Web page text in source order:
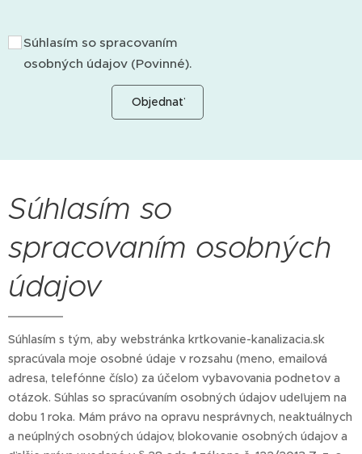
Súhlasím so spracovaním
osobných údajov (Povinné).
Objednať
Súhlasím so
spracovaním osobných
údajov
Súhlasím s tým, aby webstránka krtkovanie-kanalizacia.sk
spracúvala moje osobné údaje v rozsahu (meno, emailová
adresa, telefónne číslo) za účelom vybavovania podnetov a
otázok. Súhlas so spracúvaním osobných údajov udeľujem na
dobu 1 roka. Mám právo na opravu nesprávnych, neaktuálnych
a neúplných osobných údajov, blokovanie osobných údajov a